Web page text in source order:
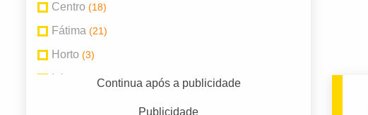
Centro (18)
Fátima (21)
Horto (3)
Ininga (3)Continua após a publicidade
Publicidade